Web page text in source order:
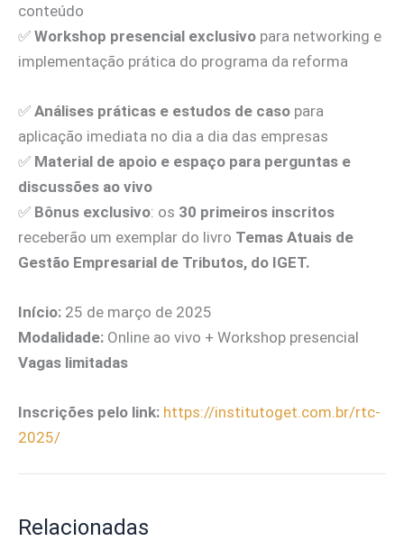
conteúdo
✅ Workshop presencial exclusivo para networking e
implementação prática do programa da reforma
✅ Análises práticas e estudos de caso para
aplicação imediata no dia a dia das empresas
✅ Material de apoio e espaço para perguntas e
discussões ao vivo
✅ Bônus exclusivo: os 30 primeiros inscritos
receberão um exemplar do livro Temas Atuais de
Gestão Empresarial de Tributos, do IGET.
Início: 25 de março de 2025
Modalidade: Online ao vivo + Workshop presencial
Vagas limitadas
Inscrições pelo link: https://institutoget.com.br/rtc-
2025/
Relacionadas